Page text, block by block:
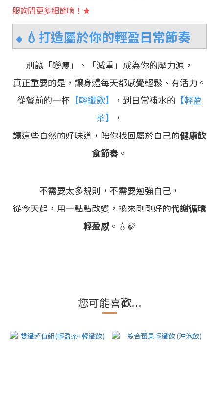
服詢問更多細節唷！★
◆💧打造屬於你的輕盈日常節奏
別讓「變瘦」、「減重」成為你的壓力源，
真正重要的是，讓身體每天都感覺輕鬆、有活力。
從餐前的一杯 【輕纖飲】 ，到日常補水的 【輕盈
茶】
，
讓這些自然的好味道，陪你找回屬於自己的健康飲
食節奏 。
不需要太多規則，不需要勉強自己，
從今天起，用一點點改變，換來剛剛好的代謝循環
輕盈感。💧🍃
您可能喜歡...